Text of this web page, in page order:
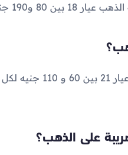
بين 80 و190 جنيه
على الذهب؟